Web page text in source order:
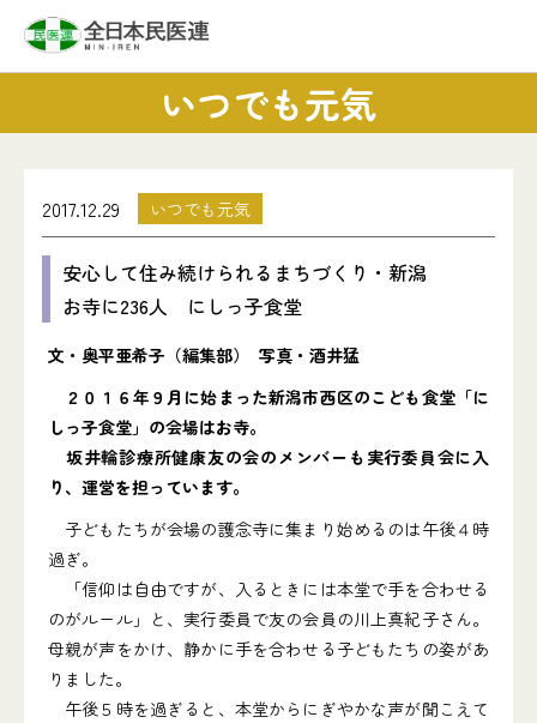
いつでも元気
2017.12.29 いつでも元気
安心して住み続けられるまちづくり・新潟
お寺に236人 にしっ子食堂
文・奥平亜希子（編集部） 写真・酒井猛
２０１６年９月に始まった新潟市西区のこども食堂「に
しっ子食堂」の会場はお寺。
坂井輪診療所健康友の会のメンバーも実行委員会に入
り、運営を担っています。
子どもたちが会場の護念寺に集まり始めるのは午後４時
過ぎ。
「信仰は自由ですが、入るときには本堂で手を合わせる
のがルール」と、実行委員で友の会員の川上真紀子さん。
母親が声をかけ、静かに手を合わせる子どもたちの姿があ
りました。
午後５時を過ぎると、本堂からにぎやかな声が聞こえて